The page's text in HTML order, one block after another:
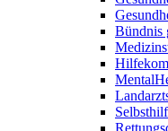
Bündnis